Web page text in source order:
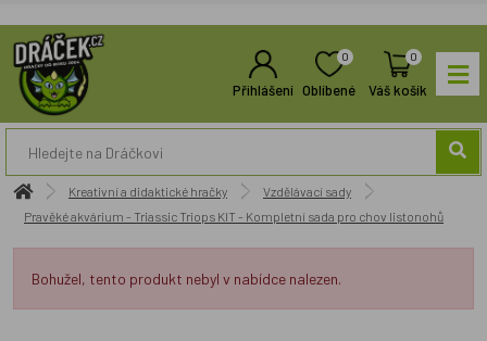
Přihlášení
0
Oblíbené
0
Váš košík
Kreativní a didaktické hračky
Vzdělávací sady
Pravěké akvárium - Triassic Triops KIT - Kompletní sada pro chov listonohů
Bohužel, tento produkt nebyl v nabídce nalezen.